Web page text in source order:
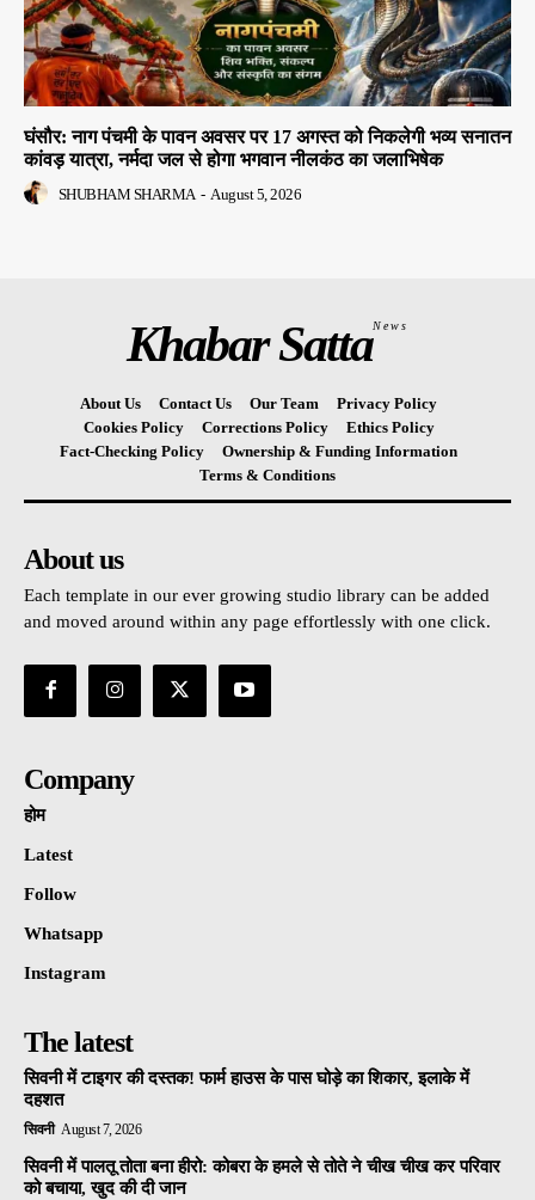
घंसौर: नाग पंचमी के पावन अवसर पर 17 अगस्त को निकलेगी भव्य सनातन
कांवड़ यात्रा, नर्मदा जल से होगा भगवान नीलकंठ का जलाभिषेक
SHUBHAM SHARMA - August 5, 2026
Khabar SattaNews
About Us Contact Us Our Team
Privacy Policy
Cookies Policy
Corrections Policy
Ethics Policy
Fact-Checking Policy
Ownership & Funding Information
Terms & Conditions
About us
Each template in our ever growing studio library can be added
and moved around within any page effortlessly with one click.
Company
होम
Latest
Follow
Whatsapp
Instagram
The latest
सिवनी में टाइगर की दस्तक! फार्म हाउस के पास घोड़े का शिकार, इलाके में
दहशत
सिवनी August 7, 2026
सिवनी में पालतू तोता बना हीरो: कोबरा के हमले से तोते ने चीख चीख कर परिवार
को बचाया, खुद की दी जान